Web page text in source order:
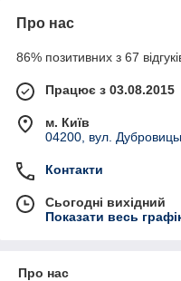
Про нас
86% позитивних з 67
Працює з 03.08.2015
м. Київ
04200, вул.
Контакти
Сьогодні вихідний
Показати весь
Про нас